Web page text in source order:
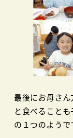
最後にお母さ
と食べること
の１つのようで